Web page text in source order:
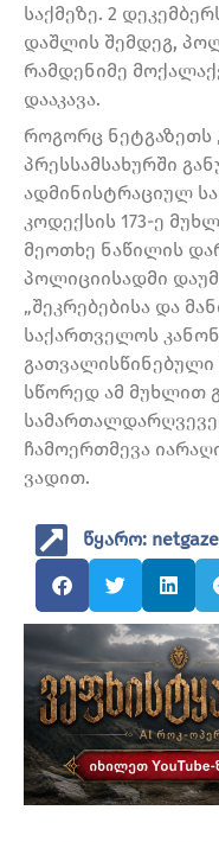
საქმეზე. 2
დაშლის შემდეგ,
რამდენიმე
დააკავა.
როგორც ნეტგაზეთს
პრესსამსახურში
ადმინისტრაციულ
კოდექსის 173-ე
მეოთხე ნაწილის
პოლიციისადმი
„შეკრებებისა და
საქართველოს
გათვალისწინებული
სწორედ ამ მუხლით
ჩამოერთმევა
ვადით.
წყარო: